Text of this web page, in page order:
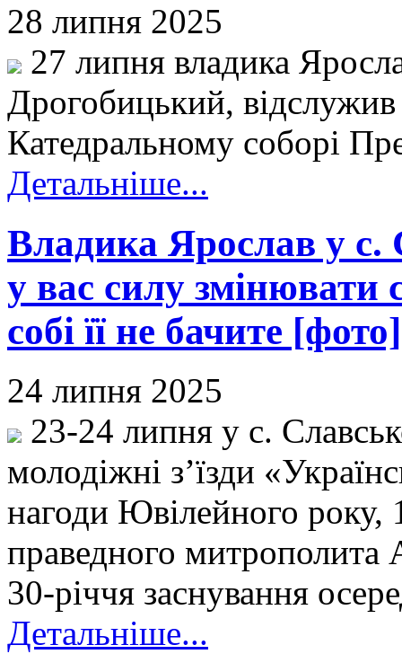
28 липня 2025
27 липня владика
Дрогобицький,
Катедральному соборі
Детальніше...
Владика Ярослав у с.
у вас силу змінювати
собі її не бачите [фото]
24 липня 2025
23-24 липня у с.
молодіжні з’їзди
нагоди Ювілейного року,
праведного
30-річчя заснування
Детальніше...